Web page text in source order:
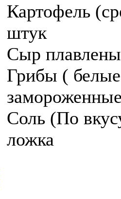
Картофель
штук
Сыр
Грибы (
Соль (По
ложка